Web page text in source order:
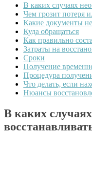
В каких случаях
Чем грозит потеря
Какие документы
Куда обращаться
Как правильно
Затраты на
Сроки
Получение
Процедура
Что делать, если
Нюансы
В каких